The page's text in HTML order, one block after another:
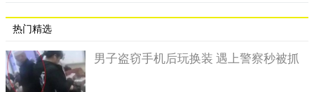
热门精选
男子盗窃手机后玩换装 遇上警察秒被抓